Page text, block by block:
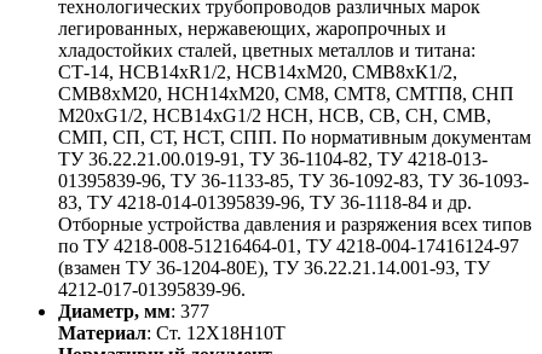
технологических трубопроводов различных марок
легированных, нержавеющих, жаропрочных и
хладостойких сталей, цветных металлов и титана:
СТ-14, НСВ14хR1/2, НСВ14хМ20, СМВ8хК1/2,
СМВ8хМ20, НСН14хМ20, СМ8, СМТ8, СМТП8, СНП
М20хG1/2, НСВ14хG1/2 НСН, НСВ, СВ, СН, СМВ,
СМП, СП, СТ, НСТ, СПП. По нормативным документам
ТУ 36.22.21.00.019-91, ТУ 36-1104-82, ТУ 4218-013-
01395839-96, ТУ 36-1133-85, ТУ 36-1092-83, ТУ 36-1093-
83, ТУ 4218-014-01395839-96, ТУ 36-1118-84 и др.
Отборные устройства давления и разряжения всех типов
по ТУ 4218-008-51216464-01, ТУ 4218-004-17416124-97
(взамен ТУ 36-1204-80Е), ТУ 36.22.21.14.001-93, ТУ
4212-017-01395839-96.
Диаметр, мм: 377
Материал: Ст. 12Х18Н10Т